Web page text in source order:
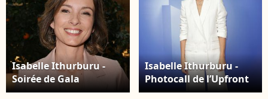
Isabelle Ithurburu -
Soirée de Gala
caritative des
Isabelle Ithurburu -
Photocall de l’Upfront
2026 de TF1 à la Seine